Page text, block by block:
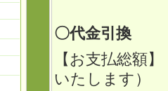
〇代金引換
【お支払総額
いたします）